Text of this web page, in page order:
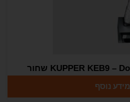
מידע נוסף